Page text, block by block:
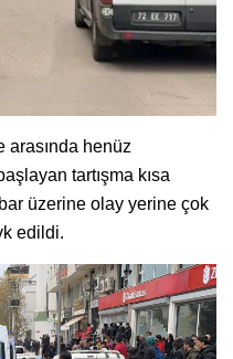
arasında henüz
tartışma kısa
üzerine olay yerine çok
edildi.